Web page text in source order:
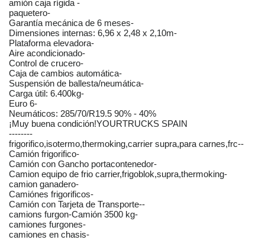
amión caja rígida -
paquetero-
Garantía mecánica de 6 meses-
Dimensiones internas: 6,96 x 2,48 x 2,10m-
Plataforma elevadora-
Aire acondicionado-
Control de crucero-
Caja de cambios automática-
Suspensión de ballesta/neumática-
Carga útil: 6.400kg-
Euro 6-
Neumáticos: 285/70/R19.5 90% - 40%
¡Muy buena condición!YOURTRUCKS SPAIN
--------
frigorifico,isotermo,thermoking,carrier supra,para carnes,frc--
Camión frigorifico-
Camión con Gancho portacontenedor-
Camion equipo de frio carrier,frigoblok,supra,thermoking-
camion ganadero-
Camiónes frigorificos-
Camión con Tarjeta de Transporte--
camions furgon-Camión 3500 kg-
camiones furgones-
camiones en chasis-